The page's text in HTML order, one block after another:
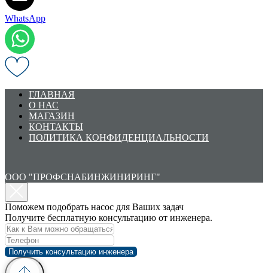
WhatsApp
ГЛАВНАЯ
О НАС
МАГАЗИН
КОНТАКТЫ
ПОЛИТИКА КОНФИДЕНЦИАЛЬНОСТИ
ООО "ПРОФСНАБИНЖИНИРИНГ"
Поможем подобрать насос для Ваших задач
Получите бесплатную консультацию от инженера.
Получить консультацию инженера